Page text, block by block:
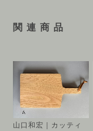
関 連 商 品
山口和宏｜カッティ